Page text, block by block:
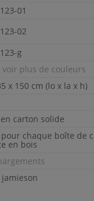
01
02
g
voir plus de couleurs
x 150 cm (lo x la x h)
carton solide
pour chaque boîte de
en bois